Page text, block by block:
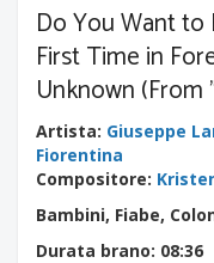
Do You Want to
First Time in
Unknown (From
Artista: Giuseppe
Fiorentina
Compositore:
Bambini, Fiabe,
Durata brano: 08:36